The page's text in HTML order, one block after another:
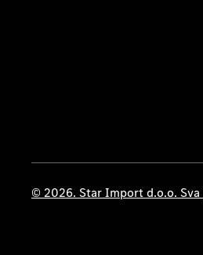
© 2026. Star Import d.o.o.